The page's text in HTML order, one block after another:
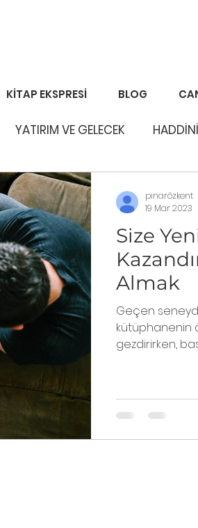
KİTAP EKSPRESİ BLOG
YATIRIM VE GELECEK
Size
Almak
Geçen
kütüphanenin
gezdirirken,
pınarözkent
19 Mar 2023